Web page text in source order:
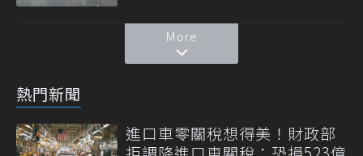
More
熱門新聞
進口車零關稅想得美！財政部